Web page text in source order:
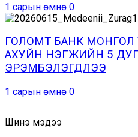
1 сарын өмнө 0
ГОЛОМТ БАНК
АХУЙН НЭГЖИЙН 5
ЭРЭМБЭЛЭГДЛЭЭ
1 сарын өмнө 0
Шинэ мэдээ